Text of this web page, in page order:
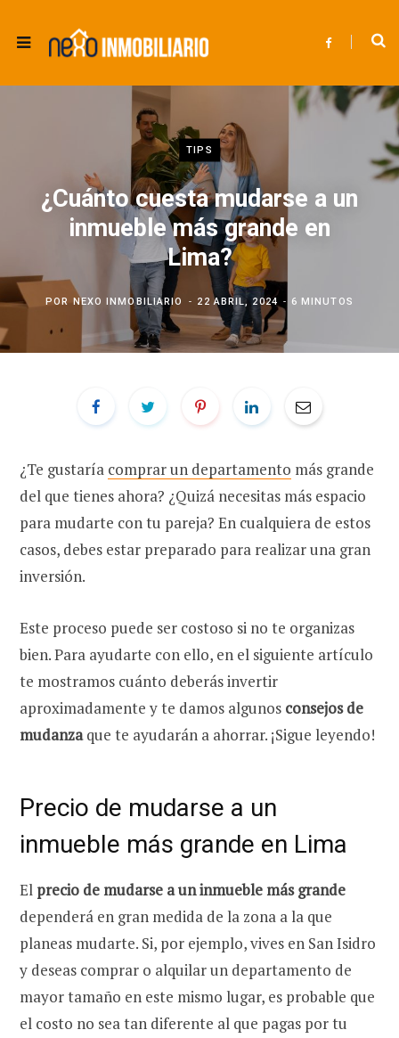
F
b
o
o
TIPS
¿Cuánto cuesta mudarse a un
inmueble más grande en
Lima?
POR NEXO INMOBILIARIO 22 ABRIL, 2024 6 MINUTOS
¿Te gustaría comprar un departamento más grande
del que tienes ahora? ¿Quizá necesitas más espacio
para mudarte con tu pareja? En cualquiera de estos
casos, debes estar preparado para realizar una gran
inversión.
Este proceso puede ser costoso si no te organizas
bien. Para ayudarte con ello, en el siguiente artículo
te mostramos cuánto deberás invertir
aproximadamente y te damos algunos consejos de
mudanzaque te ayudarán a ahorrar. ¡Sigue leyendo!
Precio de mudarse a un
inmueble más grande en Lima
El precio de mudarse a un inmueble más grande
dependerá en gran medida de la zona a la que
planeas mudarte. Si, por ejemplo, vives en San Isidro
y deseas comprar o alquilar un departamento de
mayor tamaño en este mismo lugar, es probable que
el costo no sea tan diferente al que pagas por tu